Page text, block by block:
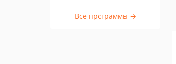
Все программы →